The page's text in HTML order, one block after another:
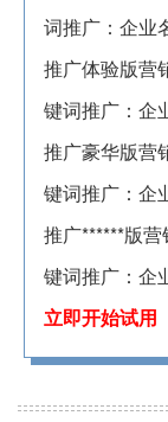
词推广：企业
推广体验版营
键词推广：企
推广豪华版营
键词推广：企
推广******版
键词推广：企
立即开始试用